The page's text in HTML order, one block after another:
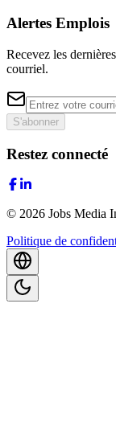
Alertes Emplois
Recevez les
courriel.
S'abonner
Restez connecté
© 2026 Jobs Media
Politique de